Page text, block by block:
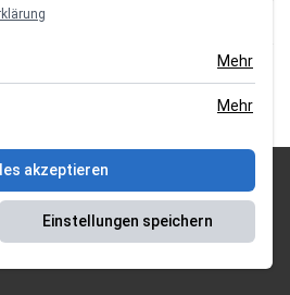
Die Bilder vom Wochenende
C-Jugend macht sich bereit
. All Rights Reserved.
Datenschutzerklärung|Magazin Saison
2019/2020|Magazin Saison 2020/2021|
Mehr
Mehr
Einstellungen speichern
akzeptieren